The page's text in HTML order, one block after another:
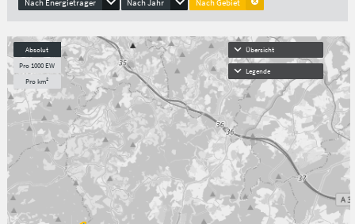
Absolut
Pro 1000 EW
Pro km²
Übersicht
Legende